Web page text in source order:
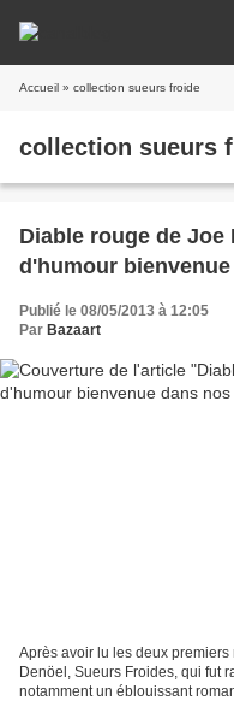
Accueil » collection sueurs froide
collection sueurs
Diable rouge de Joe
d'humour
Publié le 08/05/2013 à 12:05
Par Bazaart
Après avoir lu les deux
Denöel, Sueurs Froides, qui fut
notamment un éblouissant